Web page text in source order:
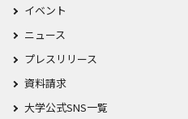
イベント
ニュース
プレスリリース
資料請求
大学公式SNS一覧